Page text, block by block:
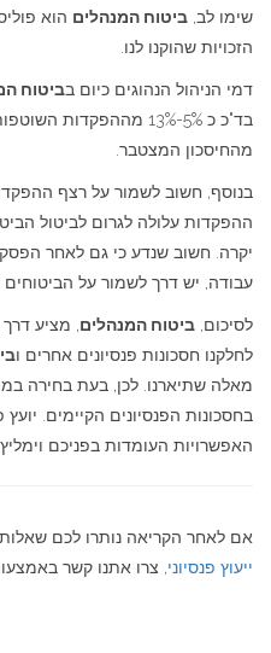
שימו לב, ביטוח המנהלים הוא
הזכויות שהוקנו לנו.
דמי הניהול הנהוגים כיום בביטוח
מהחיסכון המצטבר.
בנוסף, חשוב לשמור על רצף
ההפקדות עלולה לגרום לביטול
יקרה. חשוב שנדע כי גם לאחר
עבודה, יש דרך לשמור על הביטוחים
לסיכום, ביטוח המנהלים , מציע
לחלקנו חסכונות פנסיונים אחרים ו
מאלה שתיארנו. לכן, בעת בחירה
בחסכונות הפנסיונים הקיימים. יועץ
האפשרויות העומדות בפניכם
אם לאחר הקריאה נותרו לכם
ייעוץ פנסיוני , צרו אתנו קשר